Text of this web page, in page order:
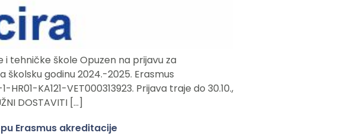
tehničke škole Opuzen na prijavu za
godinu 2024.-2025. Erasmus
KA121-VET000313923. Prijava traje do 30.10.,
DOSTAVITI […]
Erasmus akreditacije